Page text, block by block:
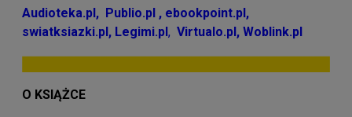
Audioteka.pl, Publio.pl , ebookpoint.pl,
swiatksiazki.pl, Legimi.pl, Virtualo.pl, Woblink.pl
O KSIĄŻCE